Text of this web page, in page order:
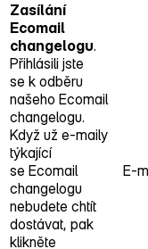
Zasílání
Ecomail
changelogu.
Přihlásili jste
se k odběru
našeho Ecomail
changelogu.
Když už e‑maily
týkající
se Ecomail
changelogu
nebudete chtít
dostávat, pak
klikněte